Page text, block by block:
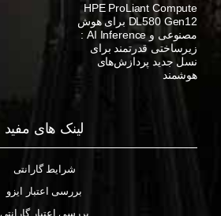
HPE ProLiant Compute
DL580 Gen12 برای هوش
مصنوعی و AI Inference :
زیرساختی قدرتمند برای
نسل جدید پردازش‌های
هوشمند
لینک های مفید
شرایط گارانتی
بررسی اعتبار ایزو
بررسی اعتبار گارانتی